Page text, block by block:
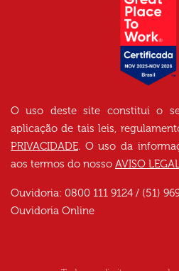
O uso deste site constitui o
aplicação de tais leis,
PRIVACIDADE. O uso da
aos termos do nosso AVISO
Ouvidoria: 0800 111 9124 / (51)
Ouvidoria Online